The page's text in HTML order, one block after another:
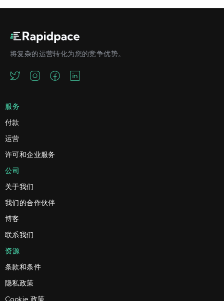
将复杂的运营转化为您的竞争优势。
服务
付款
运营
许可和企业服务
公司
关于我们
我们的合作伙伴
博客
联系我们
资源
条款和条件
隐私政策
Cookie 政策